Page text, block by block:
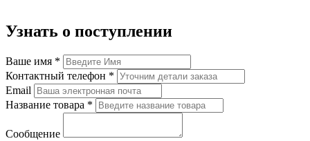
Узнать о поступлении
Ваше имя *
Контактный телефон *
Email
Название товара *
Сообщение